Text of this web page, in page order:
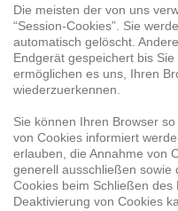
Die meisten der von uns
“Session-Cookies”. Sie
automatisch gelöscht.
Endgerät gespeichert bis
ermöglichen es uns, Ihren
wiederzuerkennen.
Sie können Ihren Browser
von Cookies informiert
erlauben, die Annahme von
generell ausschließen sowie
Cookies beim Schließen
Deaktivierung von Cookies